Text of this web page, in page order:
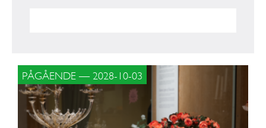
PÅGÅENDE — 2028-10-03